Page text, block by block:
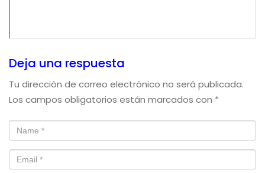
Deja una respuesta
Tu dirección de correo electrónico no será publicada.
Los campos obligatorios están marcados con *